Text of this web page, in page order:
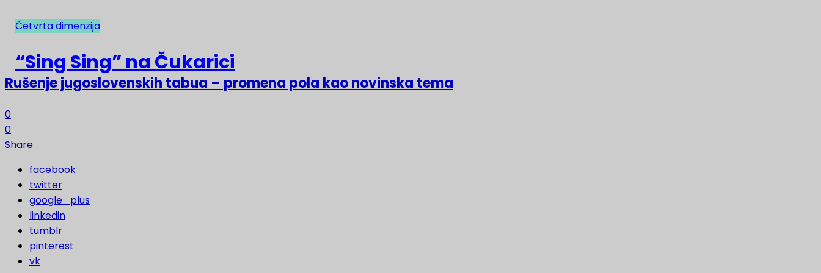
NAJNOVIJE
Rušenje jugoslovenskih tabua – promena pola kao novinska tema
0
0
Share
facebook
twitter
google_plus
linkedin
tumblr
pinterest
vk
Četvrta dimenzija
“Sing Sing” na Čukarici